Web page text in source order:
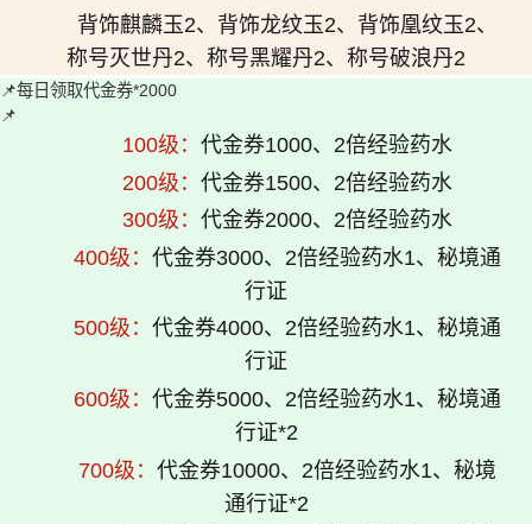
背饰麒麟玉2、背饰龙纹玉2、背饰凰纹玉2、
称号灭世丹2、称号黑耀丹2、称号破浪丹2
📌每日领取代金券*2000
📌
100级： 代金券1000、2倍经验药水
200级： 代金券1500、2倍经验药水
300级： 代金券2000、2倍经验药水
400级： 代金券3000、2倍经验药水1、秘境通
行证
500级： 代金券4000、2倍经验药水1、秘境通
行证
600级： 代金券5000、2倍经验药水1、秘境通
行证*2
700级： 代金券10000、2倍经验药水1、秘境
通行证*2